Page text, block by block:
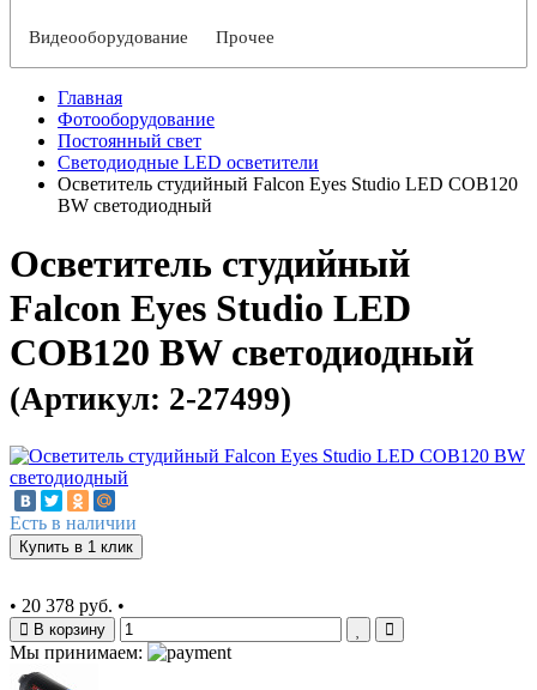
Видеооборудование Прочее
Главная
Фотооборудование
Постоянный свет
Светодиодные LED осветители
Осветитель студийный Falcon Eyes Studio LED COB120
BW светодиодный
Осветитель студийный
Falcon Eyes Studio LED
COB120 BW светодиодный
(Артикул: 2-27499)
Есть в наличии
Купить в 1 клик
• 20 378 руб. •
В корзину
Мы принимаем: